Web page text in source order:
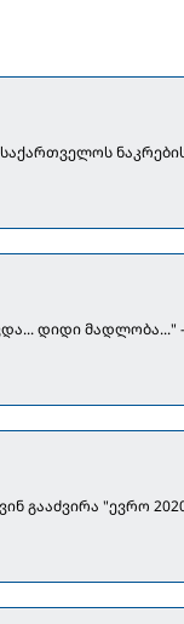
საქართველოს
დიდი მადლობა..."
გააძვირა "ევრო